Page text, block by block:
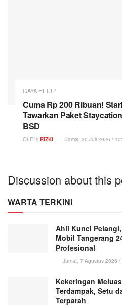
GAYA HIDUP
Cuma Rp 200 Ribuan!
Tawarkan Paket
BSD
OLEH: RIZKI Kamis, 30 Juli 2026 /
Discussion about this
WARTA TERKINI
Ahli Kunci
Mobil Tangerang
Profesional
Jumat, 7 Agustus 2026 /
Kekeringan
Terdampak, Setu
Terparah